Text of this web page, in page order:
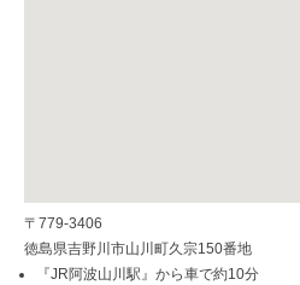
〒779-3406
徳島県吉野川市山川町久宗150番地
『JR阿波山川駅』から車で約10分